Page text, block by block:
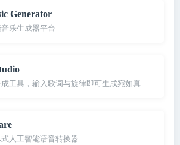
Generator
音乐生成器平台
工具，输入歌词与旋律即可生成宛如真人的歌声
人工智能语音转换器